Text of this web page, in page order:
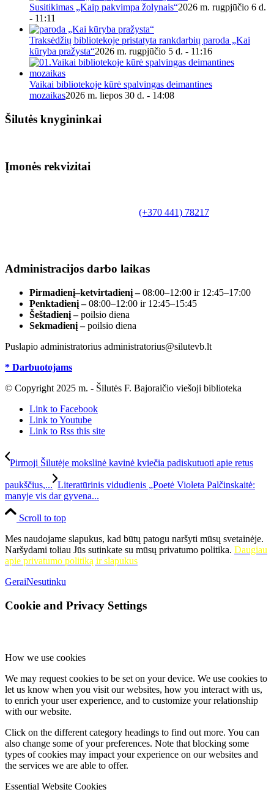
Susitikimas „Kaip pakvimpa žolynais“2026 m. rugpjūčio 6 d.
- 11:11
Traksėdžių bibliotekoje pristatyta rankdarbių paroda „Kai
kūryba pražysta“2026 m. rugpjūčio 5 d. - 11:16
Vaikai bibliotekoje kūrė spalvingas deimantines
mozaikas2026 m. liepos 30 d. - 14:08
Šilutės knygininkai
Įmonės rekvizitai
(+370 441) 78217
Administracijos darbo laikas
Pirmadienį–ketvirtadienį –08:00–12:00 ir 12:45–17:00
Penktadienį –08:00–12:00 ir 12:45–15:45
Šeštadienį –poilsio diena
Sekmadienį –poilsio diena
Puslapio administratorius administratorius@silutevb.lt
* Darbuotojams
© Copyright 2025 m. - Šilutės F. Bajoraičio viešoji biblioteka
Link to Facebook
Link to Youtube
Link to Rss this site
Pirmoji Šilutėje mokslinė kavinė kviečia padiskutuoti apie retus
paukščius,... Literatūrinis vidudienis „Poetė Violeta Palčinskaitė:
manyje vis dar gyvena...
Scroll to top
Mes naudojame slapukus, kad būtų patogu naršyti mūsų svetainėje.
Naršydami toliau Jūs sutinkate su mūsų privatumo politika. Daugiau
apie privatumo politiką ir slapukus
GeraiNesutinku
Cookie and Privacy Settings
How we use cookies
We may request cookies to be set on your device. We use cookies to
let us know when you visit our websites, how you interact with us,
to enrich your user experience, and to customize your relationship
with our website.
Click on the different category headings to find out more. You can
also change some of your preferences. Note that blocking some
types of cookies may impact your experience on our websites and
the services we are able to offer.
Essential Website Cookies